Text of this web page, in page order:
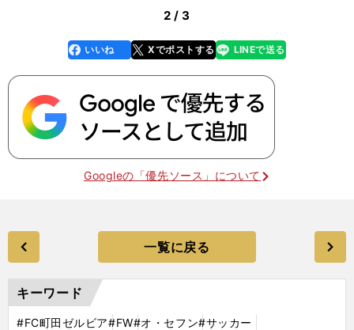
2 / 3
faceboo
k
いいね Xでポストする
line LINEで送る
Googleの「優先ソース」について
一覧に戻る
キーワード
#FC町田ゼルビア#FW#オ・セフン#サッカー